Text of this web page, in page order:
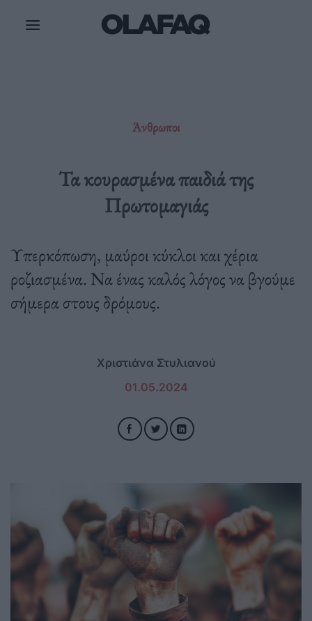
Άνθρωποι
Τα κουρασμένα παιδιά της
Πρωτομαγιάς
Υπερκόπωση, μαύροι κύκλοι και χέρια
ροζιασμένα. Να ένας καλός λόγος να βγούμε
σήμερα στους δρόμους.
Χριστιάνα Στυλιανού
01.05.2024